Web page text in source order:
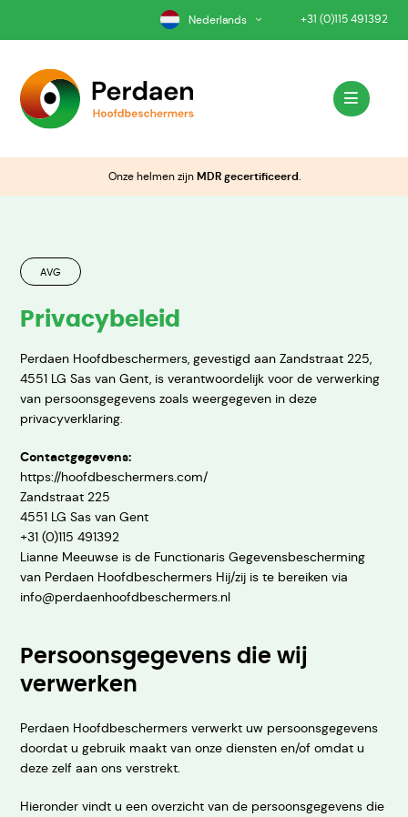
Nederlands +31 (0)115 491392
Onze helmen zijn MDR gecertificeerd.
AVG
Privacybeleid
Perdaen Hoofdbeschermers, gevestigd aan Zandstraat 225,
4551 LG Sas van Gent, is verantwoordelijk voor de verwerking
van persoonsgegevens zoals weergegeven in deze
privacyverklaring.
Contactgegevens:
https://hoofdbeschermers.com/
Zandstraat 225
4551 LG Sas van Gent
+31 (0)115 491392
Lianne Meeuwse is de Functionaris Gegevensbescherming
van Perdaen Hoofdbeschermers Hij/zij is te bereiken via
info@perdaenhoofdbeschermers.nl
Persoonsgegevens die wij
verwerken
Perdaen Hoofdbeschermers verwerkt uw persoonsgegevens
doordat u gebruik maakt van onze diensten en/of omdat u
deze zelf aan ons verstrekt.
Hieronder vindt u een overzicht van de persoonsgegevens die